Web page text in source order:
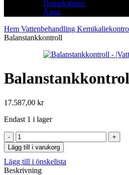
Dampkabiner
Ånga
Hem Vattenbehandling
Balanstankkontroll
17.587,00 kr
Endast 1 i lager
Lägg till i varukorg
Lägg till i önskelista
Beskrivning